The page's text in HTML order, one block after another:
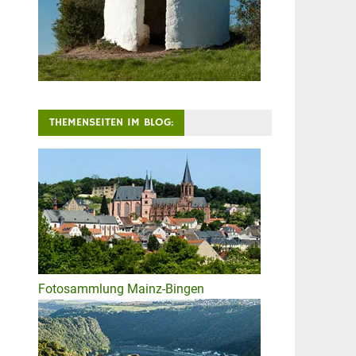
THEMENSEITEN IM BLOG:
Fotosammlung Mainz-Bingen